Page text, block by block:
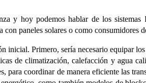
y hoy podemos hablar de los
paneles solares o como consumidores
inicial. Primero, sería necesario equipar
de climatización, calefacción y agua
coordinar de manera eficiente las